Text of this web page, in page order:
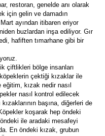
restoran, genelde anı olarak
için gelin ve damadın
ayından itibaren eriyor
buzlardan inşa ediliyor. Gır
hafiften tımarhane gibi bir
çiftlikleri bölge insanları
çektiği kızaklar ile
kızak nedir nasıl
nasıl kontrol edilecek
başına, diğerleri de
koşarak hep öndeki
ile aradaki mesafeyi
En öndeki kızak, grubun